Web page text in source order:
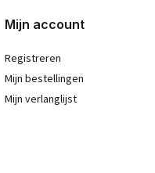
Mijn account
Registreren
Mijn bestellingen
Mijn verlanglijst